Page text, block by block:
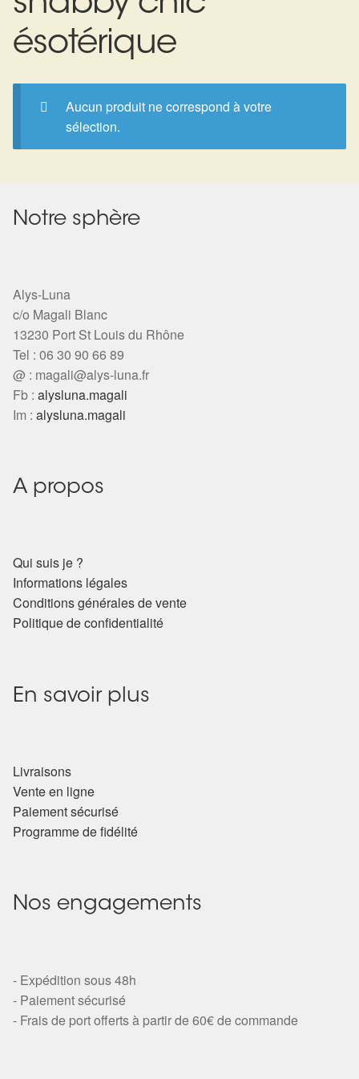
Nouveautés
Bijoux
Bolas
Colliers
Pierres
Harmonisation
Harmonisation de l’être
Harmonisation des lieux
Encens
Déco
Ésotérisme : les pratiques spirituelles du monde invisible
Magie: Le Savoir des Sorcières
Protection énergétique : Trouvez votre bouclier
intérieur
Test — Quelle Gardienne ?
Mon compte
Panier
Search
ésotérique
Aucun produit ne correspond à votre
sélection.
Notre sphère
Alys-Luna
c/o Magali Blanc
13230 Port St Louis du Rhône
Tel : 06 30 90 66 89
@ : magali@alys-luna.fr
Fb : alysluna.magali
Im : alysluna.magali
A propos
Qui suis je ?
Informations légales
Conditions générales de vente
Politique de confidentialité
En savoir plus
Livraisons
Vente en ligne
Paiement sécurisé
Programme de fidélité
Nos engagements
- Expédition sous 48h
- Paiement sécurisé
- Frais de port offerts à partir de 60€ de commande